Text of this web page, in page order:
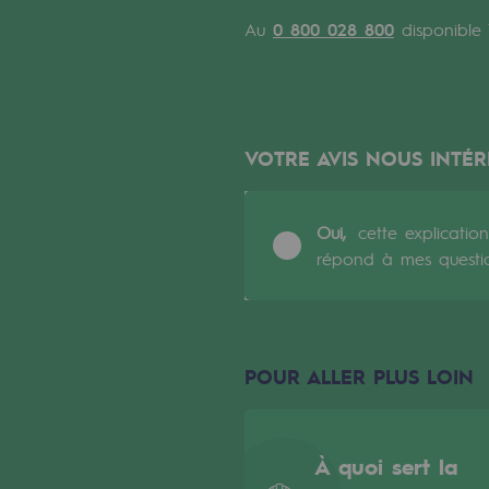
Un réseau local et européen
Transversalité et Collaboratif
Notre culture et nos valeurs
Notre organisation
Au 0 800 028 800 disponible
VOTRE AVIS NOUS
Oui, cette explication
répond à mes
POUR ALLER PLUS LOIN
À quoi sert la